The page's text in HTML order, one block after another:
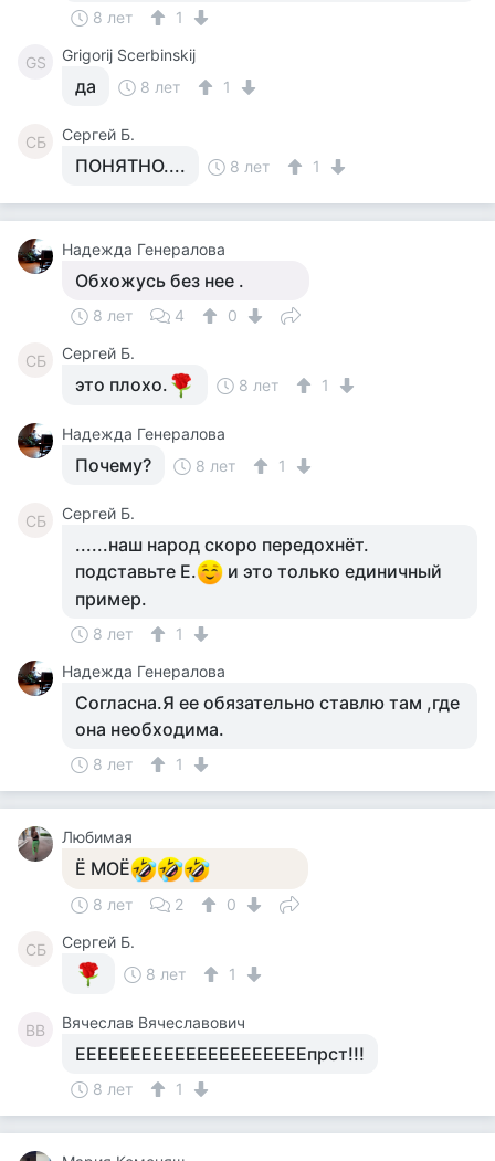
8 лет 1
GS Grigorij Scerbinskij
да 8 лет 1
СБ Сергей Б.
ПОНЯТНО.... 8 лет 1
Надежда Генералова
Обхожусь без нее .
8 лет 4 0
СБ Сергей Б.
это плохо. 8 лет 1
Надежда Генералова
Почему? 8 лет 1
СБ Сергей Б.
......наш народ скоро передохнёт.
подставьте Е.
и это только единичный
пример.
8 лет
1
Надежда Генералова
Согласна.Я ее обязательно ставлю там ,где
она необходима.
8 лет 1
Любимая
Ё МОЁ
8 лет 2 0
СБ
Сергей Б.
8 лет
1
ВВ Вячеслав Вячеславович
ЕЕЕЕЕЕЕЕЕЕЕЕЕЕЕЕЕЕЕЕЕпрст!!!
8 лет 1